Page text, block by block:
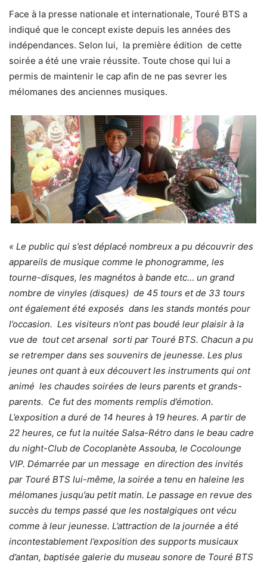
Face à la presse nationale et internationale, Touré BTS a
indiqué que le concept existe depuis les années des
indépendances. Selon lui, la première édition de cette
soirée a été une vraie réussite. Toute chose qui lui a
permis de maintenir le cap afin de ne pas sevrer les
mélomanes des anciennes musiques.
« Le public qui s’est déplacé nombreux a pu découvrir des
appareils de musique comme le phonogramme, les
tourne-disques, les magnétos à bande etc… un grand
nombre de vinyles (disques) de 45 tours et de 33 tours
ont également été exposés dans les stands montés pour
l’occasion. Les visiteurs n’ont pas boudé leur plaisir à la
vue de tout cet arsenal sorti par Touré BTS. Chacun a pu
se retremper dans ses souvenirs de jeunesse. Les plus
jeunes ont quant à eux découvert les instruments qui ont
animé les chaudes soirées de leurs parents et grands-
parents. Ce fut des moments remplis d’émotion.
L’exposition a duré de 14 heures à 19 heures. A partir de
22 heures, ce fut la nuitée Salsa-Rétro dans le beau cadre
du night-Club de Cocoplanète Assouba, le Cocolounge
VIP. Démarrée par un message en direction des invités
par Touré BTS lui-même, la soirée a tenu en haleine les
mélomanes jusqu’au petit matin. Le passage en revue des
succès du temps passé que les nostalgiques ont vécu
comme à leur jeunesse. L’attraction de la journée a été
incontestablement l’exposition des supports musicaux
d’antan, baptisée galerie du museau sonore de Touré BTS